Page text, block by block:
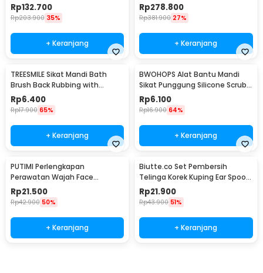
Rp132.700
Rp203.900 35%
+ Keranjang
Gigi 3 Mode 200ml - V500
Rp278.800
Rp381.900 27%
+ Keranjang
TREESMILE Sikat Mandi Bath
Brush Back Rubbing with
Shower Puff - LF730
Rp6.400
Rp17.900 65%
+ Keranjang
BWOHOPS Alat Bantu Mandi
Sikat Punggung Silicone Scrub
Brush 60cm - BW60
Rp6.100
Rp16.900 64%
+ Keranjang
PUTIMI Perlengkapan
Perawatan Wajah Face
Treatment Equipment 7 PCS -
PT4
Rp21.500
Rp42.900 50%
+ Keranjang
Biutte.co Set Pembersih
Telinga Korek Kuping Ear Spoon
Tool 8PCS - BA36
Rp21.900
Rp43.900 51%
+ Keranjang